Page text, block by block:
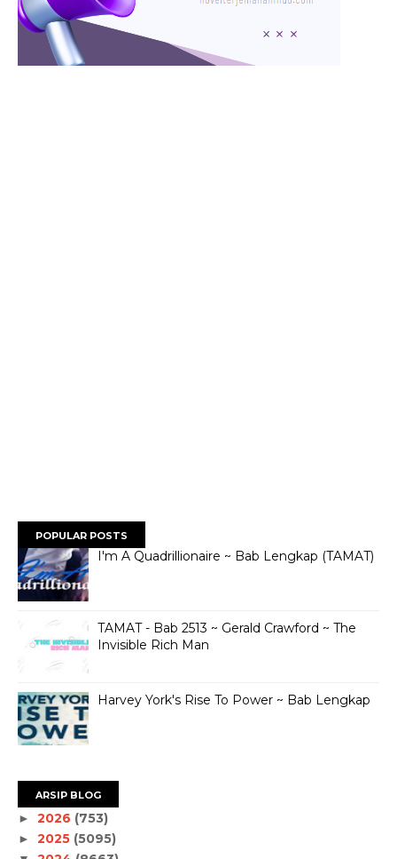
POPULAR POSTS
I'm A Quadrillionaire ~ Bab Lengkap (TAMAT)
TAMAT - Bab 2513 ~ Gerald Crawford ~ The
Invisible Rich Man
Harvey York's Rise To Power ~ Bab Lengkap
ARSIP BLOG
► 2026 (753)
► 2025 (5095)